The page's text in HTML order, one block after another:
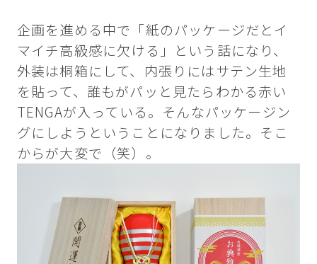
企画を進める中で「紙のパッケージだとイ
マイチ高級感に欠ける」という話になり、
外装は桐箱にして、内張りにはサテン生地
を貼って、誰もがパッと見たらわかる赤い
TENGAが入っている。そんなパッケージン
グにしようということになりました。そこ
からが大変で（笑）。